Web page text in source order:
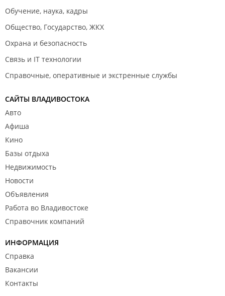
Обучение, наука, кадры
Общество, Государство, ЖКХ
Охрана и безопасность
Связь и IT технологии
Справочные, оперативные и экстренные службы
САЙТЫ ВЛАДИВОСТОКА
Авто
Афиша
Кино
Базы отдыха
Недвижимость
Новости
Объявления
Работа во Владивостоке
Справочник компаний
ИНФОРМАЦИЯ
Справка
Вакансии
Контакты